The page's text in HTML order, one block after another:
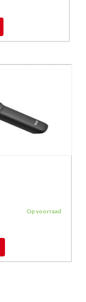
Op voorraad